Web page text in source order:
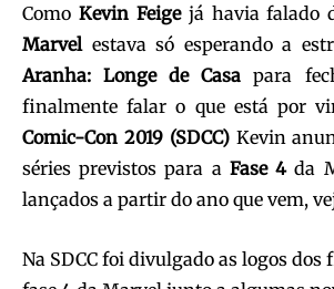
Como Kevin Feigejá havia falado
Marvelestava só esperando a
Aranha: Longe de Casa para
finalmente falar o que está por
Comic-Con 2019 (SDCC) Kevin
séries previstos para a Fase 4da
lançados a partir do ano que vem,
Na SDCC foi divulgado as logos dos